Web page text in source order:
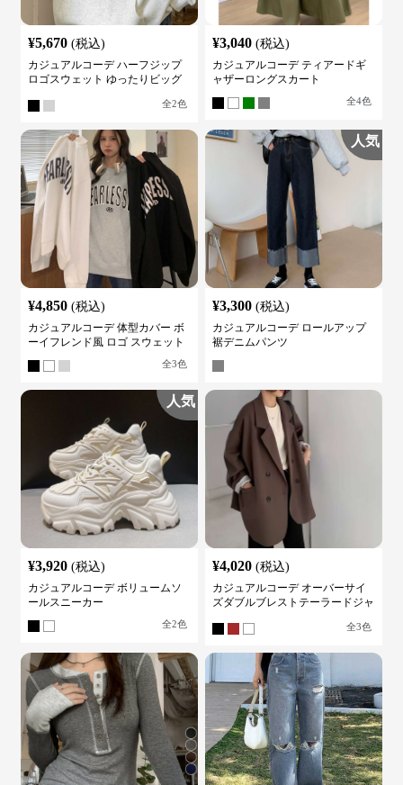
¥5,670 (税込)
カジュアルコーデ ハーフジップ
ロゴスウェット ゆったりビッグ
全2色
¥3,040 (税込)
カジュアルコーデ ティアードギ
ャザーロングスカート
全4色
¥4,850 (税込)
カジュアルコーデ 体型カバー ボ
ーイフレンド風 ロゴ スウェット
全3色
人気
¥3,300 (税込)
カジュアルコーデ ロールアップ
裾デニムパンツ
人気
¥3,920 (税込)
カジュアルコーデ ボリュームソ
ールスニーカー
全2色
¥4,020 (税込)
カジュアルコーデ オーバーサイ
ズダブルブレストテーラードジャ
全3色